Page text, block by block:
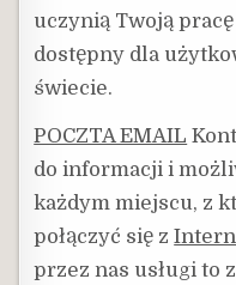
uczynią Twoją
dostępny dla
świecie.
POCZTA EMAIL
do informacji i
każdym miejscu, z
połączyć się z
przez nas usługi to